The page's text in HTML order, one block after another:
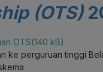
(OTS)
OTS(140 kB)
ke perguruan tinggi